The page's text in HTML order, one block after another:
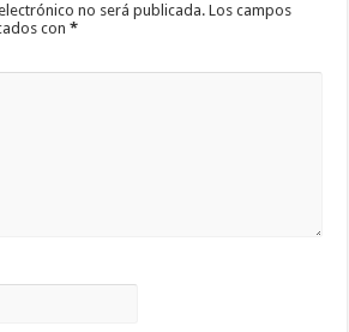
no será publicada. Los campos
con*